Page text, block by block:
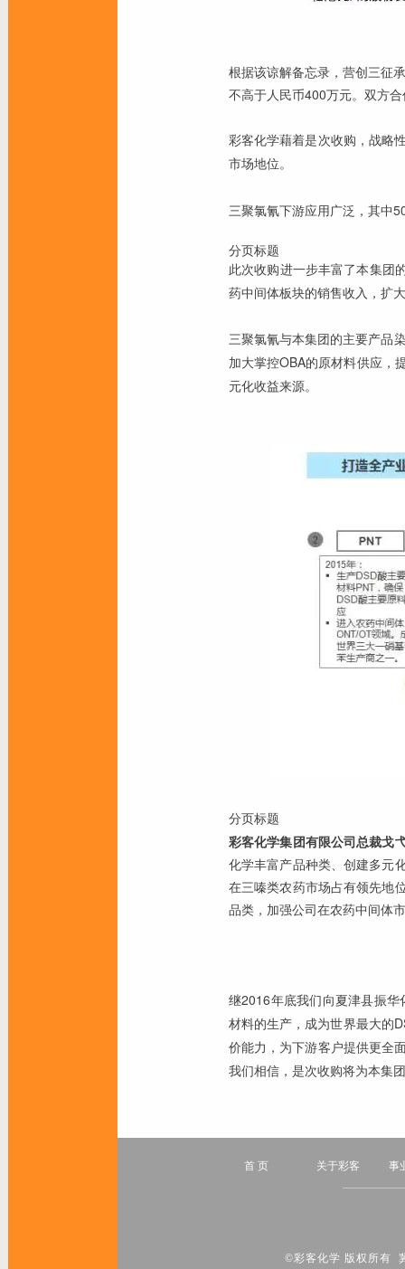
根据该谅解备忘录，营创三征
不高于人民币400万元。双方
彩客化学藉着是次收购，战略
市场地位。
三聚氯氰下游应用广泛，其中
分页标题
此次收购进一步丰富了本集团
药中间体板块的销售收入，扩
三聚氯氰与本集团的主要产品
加大掌控OBA的原材料供应，
元化收益来源。
分页标题
彩客化学集团有限公司总裁戈
化学丰富产品种类、创建多元
在三嗪类农药市场占有领先地
品类，加强公司在农药中间体
继2016年底我们向夏津县振
材料的生产，成为世界最大的
价能力，为下游客户提供更全
我们相信，是次收购将为本集
首 页 关于彩客 事
©彩客化学 版权所有